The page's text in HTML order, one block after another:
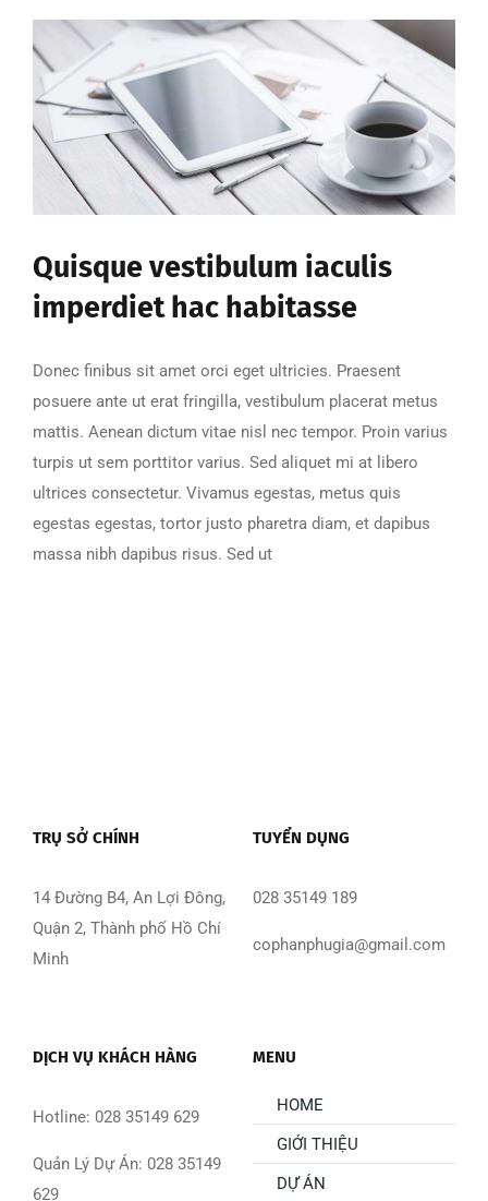
Quisque vestibulum iaculis
imperdiet hac habitasse
Donec finibus sit amet orci eget ultricies. Praesent
posuere ante ut erat fringilla, vestibulum placerat metus
mattis. Aenean dictum vitae nisl nec tempor. Proin varius
turpis ut sem porttitor varius. Sed aliquet mi at libero
ultrices consectetur. Vivamus egestas, metus quis
egestas egestas, tortor justo pharetra diam, et dapibus
massa nibh dapibus risus. Sed ut
TRỤ SỞ CHÍNH
14 Đường B4, An Lợi Đông,
Quận 2, Thành phố Hồ Chí
Minh
TUYỂN DỤNG
028 35149 189
cophanphugia@gmail.com
DỊCH VỤ KHÁCH HÀNG
Hotline: 028 35149 629
Quản Lý Dự Án: 028 35149
629
MENU
HOME
GIỚI THIỆU
DỰ ÁN